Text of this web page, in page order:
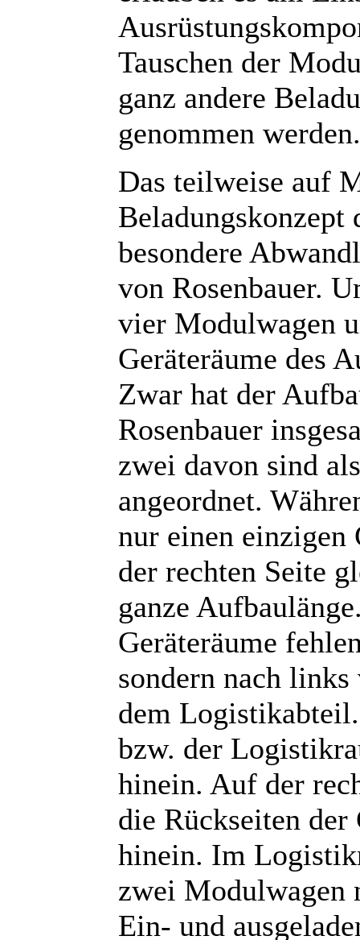
Tauschen der
ganz andere
genommen werden.
Das teilweise auf
Beladungskonzept
besondere
von Rosenbauer.
vier Modulwagen
Geräteräume des
Zwar hat der
Rosenbauer
zwei davon sind
angeordnet.
nur einen einzigen
der rechten Seite
ganze
Geräteräume
sondern nach
dem
bzw. der
hinein. Auf der
die Rückseiten
hinein. Im
zwei Modulwagen
Ein- und